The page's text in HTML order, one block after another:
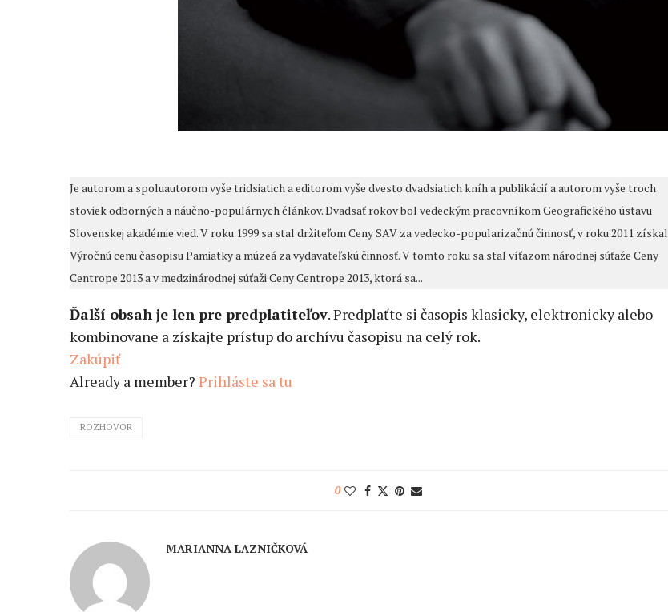
Je autorom a spoluautorom vyše tridsiatich a editorom vyše dvesto dvadsiatich kníh a publikácií a autorom vyše troch
stoviek odborných a náučno-populárnych článkov. Dvadsať rokov bol vedeckým pracovníkom Geografického ústavu
Slovenskej akadémie vied. V roku 1999 sa stal držiteľom Ceny SAV za vedecko-popularizačnú činnosť, v roku 2011 získal
Výročnú cenu časopisu Pamiatky a múzeá za vydavateľskú činnosť. V tomto roku sa stal víťazom národnej súťaže Ceny
Centrope 2013 a v medzinárodnej súťaži Ceny Centrope 2013, ktorá sa...
Ďalší obsah je len pre predplatiteľov. Predplaťte si časopis klasicky, elektronicky alebo
kombinovane a získajte prístup do archívu časopisu na celý rok.
Zakúpiť
Already a member? Prihláste sa tu
ROZHOVOR
0
MARIANNA LAZNIČKOVÁ